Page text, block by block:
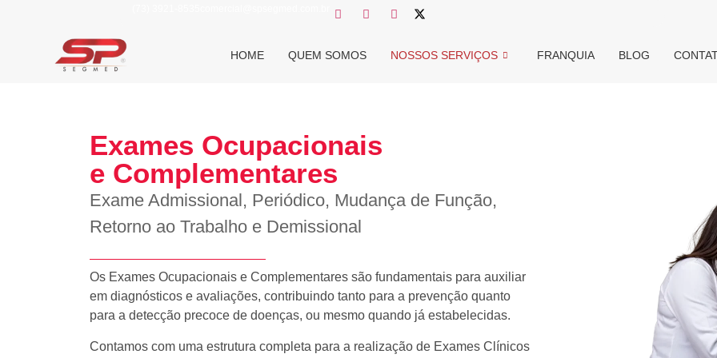
HOME QUEM SOMOS NOSSOS SERVIÇOS FRANQUIA BLOG
Exames Ocupacionais
e Complementares
Exame Admissional, Periódico, Mudança de Função,
Retorno ao Trabalho e Demissional
Os Exames Ocupacionais e Complementares são fundamentais para auxiliar
em diagnósticos e avaliações, contribuindo tanto para a prevenção quanto
para a detecção precoce de doenças, ou mesmo quando já estabelecidas.
Contamos com uma estrutura completa para a realização de Exames Clínicos